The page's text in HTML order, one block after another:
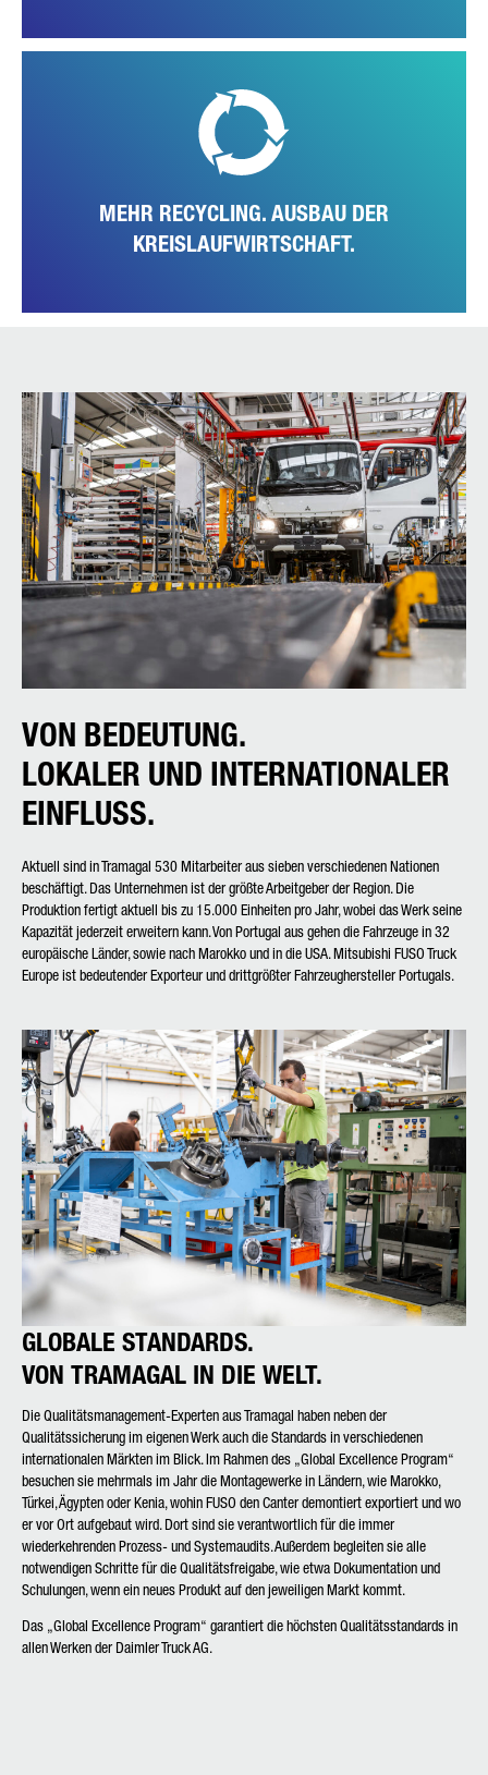
MEHR RECYCLING. AUSBAU DER
KREISLAUFWIRTSCHAFT.
Neben den anderen Maßnahmen evaluiert das Werk ständig und aktiv
alle Möglichkeiten, um seine Kreislaufwirtschaft effizienter zu
gestalten. Das Ziel ist es Abfälle bestmöglich zu vermeiden und
Wertstoffe wiederzuverwerten.
VON BEDEUTUNG.
LOKALER UND INTERNATIONALER
EINFLUSS.
Aktuell sind in Tramagal 530 Mitarbeiter aus sieben verschiedenen Nationen
beschäftigt. Das Unternehmen ist der größte Arbeitgeber der Region. Die
Produktion fertigt aktuell bis zu 15.000 Einheiten pro Jahr, wobei das Werk seine
Kapazität jederzeit erweitern kann. Von Portugal aus gehen die Fahrzeuge in 32
europäische Länder, sowie nach Marokko und in die USA. Mitsubishi FUSO Truck
Europe ist bedeutender Exporteur und drittgrößter Fahrzeughersteller Portugals.
GLOBALE STANDARDS.
VON TRAMAGAL IN DIE WELT.
Die Qualitätsmanagement-Experten aus Tramagal haben neben der
Qualitätssicherung im eigenen Werk auch die Standards in verschiedenen
internationalen Märkten im Blick. Im Rahmen des „Global Excellence Program“
besuchen sie mehrmals im Jahr die Montagewerke in Ländern, wie Marokko,
Türkei, Ägypten oder Kenia, wohin FUSO den Canter demontiert exportiert und wo
er vor Ort aufgebaut wird. Dort sind sie verantwortlich für die immer
wiederkehrenden Prozess- und Systemaudits. Außerdem begleiten sie alle
notwendigen Schritte für die Qualitätsfreigabe, wie etwa Dokumentation und
Schulungen, wenn ein neues Produkt auf den jeweiligen Markt kommt.
Das „Global Excellence Program“ garantiert die höchsten Qualitätsstandards in
allen Werken der Daimler Truck AG.